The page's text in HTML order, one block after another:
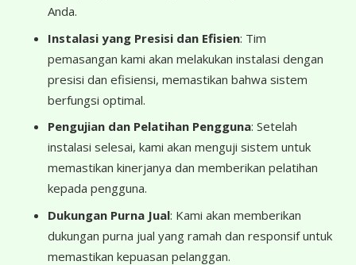
Anda.
Instalasi yang Presisi dan Efisien: Tim
pemasangan kami akan melakukan instalasi dengan
presisi dan efisiensi, memastikan bahwa sistem
berfungsi optimal.
Pengujian dan Pelatihan Pengguna: Setelah
instalasi selesai, kami akan menguji sistem untuk
memastikan kinerjanya dan memberikan pelatihan
kepada pengguna.
Dukungan Purna Jual: Kami akan memberikan
dukungan purna jual yang ramah dan responsif untuk
memastikan kepuasan pelanggan.